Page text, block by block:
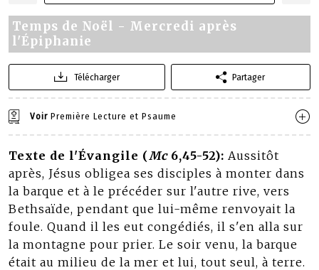
Temps de Noël - Mercredi après
l'Épiphanie
Télécharger Partager
Voir Première Lecture et Psaume
Texte de l'Évangile (Mc6,45-52): Aussitôt
après, Jésus obligea ses disciples à monter dans
la barque et à le précéder sur l'autre rive, vers
Bethsaïde, pendant que lui-même renvoyait la
foule. Quand il les eut congédiés, il s'en alla sur
la montagne pour prier. Le soir venu, la barque
était au milieu de la mer et lui, tout seul, à terre.